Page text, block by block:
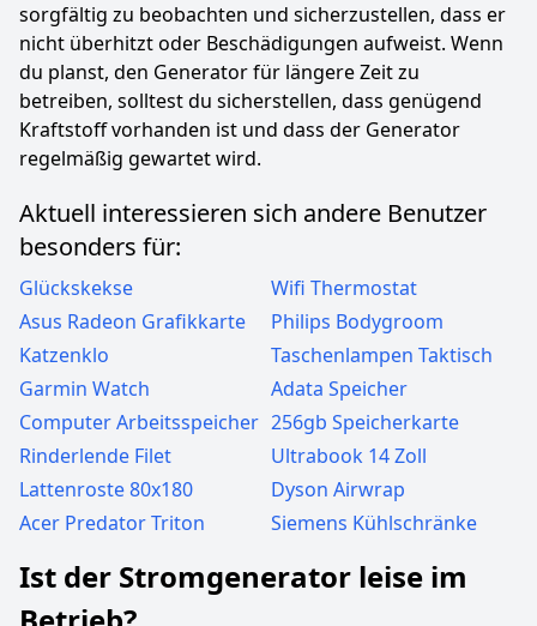
sorgfältig zu beobachten und sicherzustellen, dass er
nicht überhitzt oder Beschädigungen aufweist. Wenn
du planst, den Generator für längere Zeit zu
betreiben, solltest du sicherstellen, dass genügend
Kraftstoff vorhanden ist und dass der Generator
regelmäßig gewartet wird.
Aktuell interessieren sich andere Benutzer
besonders für:
Glückskekse
Wifi Thermostat
Asus Radeon Grafikkarte
Philips Bodygroom
Katzenklo
Taschenlampen Taktisch
Garmin Watch
Adata Speicher
Computer Arbeitsspeicher 256gb Speicherkarte
Rinderlende Filet
Ultrabook 14 Zoll
Lattenroste 80x180
Dyson Airwrap
Acer Predator Triton
Siemens Kühlschränke
Ist der Stromgenerator leise im